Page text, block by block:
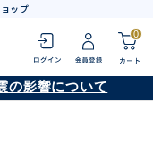
ップ
0
の影響について